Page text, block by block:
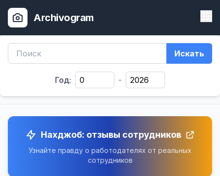
Archivogram
Искать
Год: -
Нахджоб: отзывы сотрудников
Узнайте правду о работодателях от реальных
сотрудников